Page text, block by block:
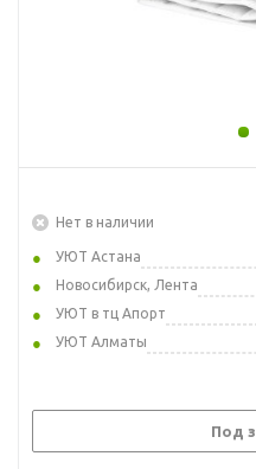
Нет в наличии
УЮТ Астана
Новосибирск, Лента
УЮТ в тц Апорт
УЮТ Алматы
Под